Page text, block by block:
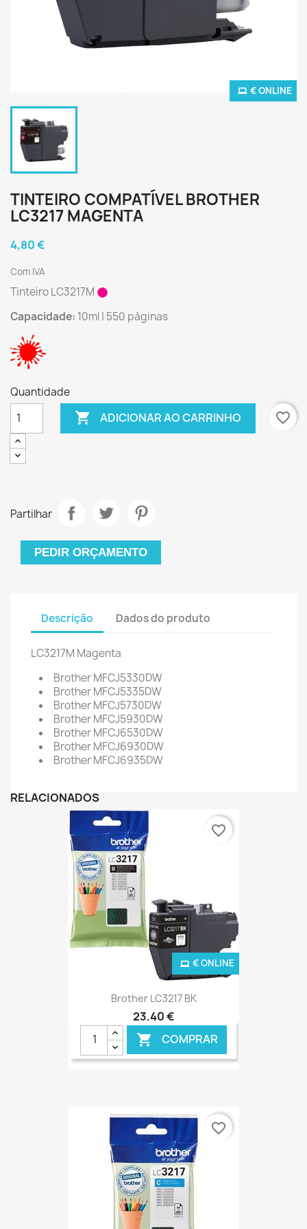
€ ONLINE
TINTEIRO COMPATÍVEL BROTHER
LC3217 MAGENTA
4,80 €
Com IVA
Tinteiro LC3217M
Capacidade: 10ml | 550 páginas
Quantidade
 ADICIONAR AO CARRINHO favorite_border
Partilhar
PEDIR ORÇAMENTO
Descrição Dados do produto
LC3217M Magenta
Brother MFCJ5330DW
Brother MFCJ5335DW
Brother MFCJ5730DW
Brother MFCJ5930DW
Brother MFCJ6530DW
Brother MFCJ6930DW
Brother MFCJ6935DW
RELACIONADOS
Brother LC3217 BK
23,40 €
 COMPRAR
€ ONLINE
favorite_border
favorite_border